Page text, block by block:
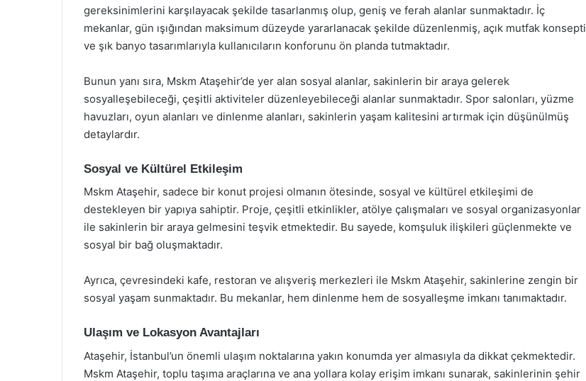
gereksinimlerini karşılayacak şekilde tasarlanmış olup, geniş ve ferah alanlar sunmaktadır. İç
mekanlar, gün ışığından maksimum düzeyde yararlanacak şekilde düzenlenmiş, açık mutfak konsepti
ve şık banyo tasarımlarıyla kullanıcıların konforunu ön planda tutmaktadır.
Bunun yanı sıra, Mskm Ataşehir’de yer alan sosyal alanlar, sakinlerin bir araya gelerek
sosyalleşebileceği, çeşitli aktiviteler düzenleyebileceği alanlar sunmaktadır. Spor salonları, yüzme
havuzları, oyun alanları ve dinlenme alanları, sakinlerin yaşam kalitesini artırmak için düşünülmüş
detaylardır.
Sosyal ve Kültürel Etkileşim
Mskm Ataşehir, sadece bir konut projesi olmanın ötesinde, sosyal ve kültürel etkileşimi de
destekleyen bir yapıya sahiptir. Proje, çeşitli etkinlikler, atölye çalışmaları ve sosyal organizasyonlar
ile sakinlerin bir araya gelmesini teşvik etmektedir. Bu sayede, komşuluk ilişkileri güçlenmekte ve
sosyal bir bağ oluşmaktadır.
Ayrıca, çevresindeki kafe, restoran ve alışveriş merkezleri ile Mskm Ataşehir, sakinlerine zengin bir
sosyal yaşam sunmaktadır. Bu mekanlar, hem dinlenme hem de sosyalleşme imkanı tanımaktadır.
Ulaşım ve Lokasyon Avantajları
Ataşehir, İstanbul’un önemli ulaşım noktalarına yakın konumda yer almasıyla da dikkat çekmektedir.
Mskm Ataşehir, toplu taşıma araçlarına ve ana yollara kolay erişim imkanı sunarak, sakinlerinin şehir